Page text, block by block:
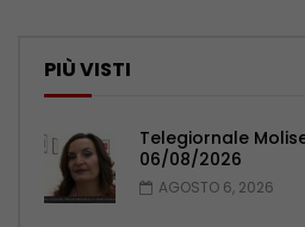
PIÙ VISTI
Telegiornale
06/08/2026
AGOSTO 6, 2026